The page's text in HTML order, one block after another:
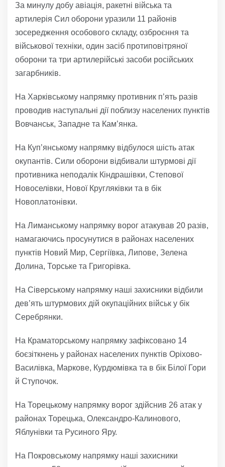
За минулу добу авіація, ракетні війська та
артилерія Сил оборони уразили 11 районів
зосередження особового складу, озброєння та
військової техніки, один засіб протиповітряної
оборони та три артилерійські засоби російських
загарбників.
На Харківському напрямку противник п’ять разів
проводив наступальні дії поблизу населених пунктів
Вовчанськ, Западне та Кам’янка.
На Куп’янському напрямку відбулося шість атак
окупантів. Сили оборони відбивали штурмові дії
противника неподалік Кіндрашівки, Степової
Новоселівки, Нової Кругляківки та в бік
Новоплатонівки.
На Лиманському напрямку ворог атакував 20 разів,
намагаючись просунутися в районах населених
пунктів Новий Мир, Сергіївка, Липове, Зелена
Долина, Торське та Григорівка.
На Сіверському напрямку наші захисники відбили
дев’ять штурмових дій окупаційних військ у бік
Серебрянки.
На Краматорському напрямку зафіксовано 14
боєзіткнень у районах населених пунктів Оріхово-
Василівка, Маркове, Курдюмівка та в бік Білої Гори
й Ступочок.
На Торецькому напрямку ворог здійснив 26 атак у
районах Торецька, Олександро-Калинового,
Яблунівки та Русиного Яру.
На Покровському напрямку наші захисники